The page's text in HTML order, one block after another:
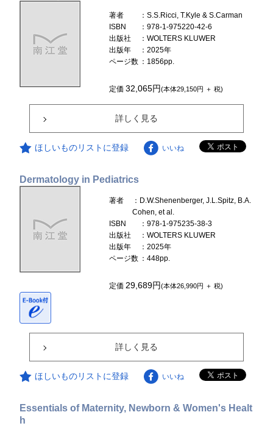
著者
：S.S.Ricci, T.Kyle & S.Carman
ISBN
：978-1-975220-42-6
出版社
：WOLTERS KLUWER
出版年
：2025年
ページ数 ：1856pp.
定価32,065円(本体29,150円 ＋ 税)
詳しく見る
ほしいものリストに登録 いいね
Dermatology in Pediatrics
著者
：D.W.Shenenberger, J.L.Spitz, B.A.
Cohen, et al.
ISBN
：978-1-975235-38-3
出版社
：WOLTERS KLUWER
出版年
：2025年
ページ数 ：448pp.
定価29,689円(本体26,990円 ＋ 税)
詳しく見る
ほしいものリストに登録 いいね
Essentials of Maternity, Newborn & Women's Healt
h